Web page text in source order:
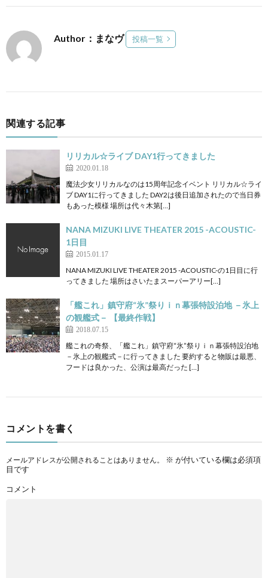
Author：まなヴ 投稿一覧
関連する記事
リリカル☆ライブ DAY1行ってきました
2020.01.18
魔法少女リリカルなのは15周年記念イベント リリカル☆ライ
ブ DAY1に行ってきました DAY2は後日追加されたので当日券
もあった模様 場所は代々木第[…]
NANA MIZUKI LIVE THEATER 2015 -ACOUSTIC-
1日目
2015.01.17
NANA MIZUKI LIVE THEATER 2015 -ACOUSTIC-の1日目に行
ってきました 場所はさいたまスーパーアリー[…]
「艦これ」鎮守府“氷”祭りｉｎ幕張特設泊地 －氷上
の観艦式－ 【最終作戦】
2018.07.15
艦これの奇祭、「艦これ」鎮守府“氷”祭りｉｎ幕張特設泊地
－氷上の観艦式－に行ってきました 要約すると物販は最悪、
フードは良かった、公演は最高だった […]
コメントを書く
メールアドレスが公開されることはありません。 ※ が付いている欄は必須項
目です
コメント